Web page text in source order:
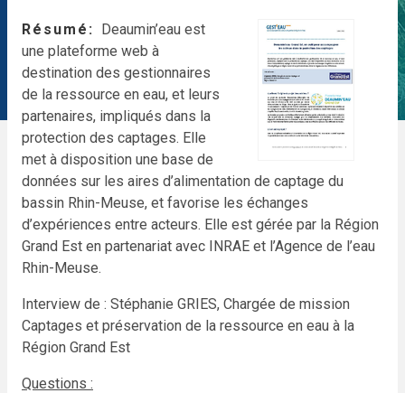
Résumé
Deaumin’eau est
une plateforme web à
destination des gestionnaires
de la ressource en eau, et leurs
partenaires, impliqués dans la
protection des captages. Elle
met à disposition une base de
données sur les aires d’alimentation de captage du
bassin Rhin-Meuse, et favorise les échanges
d’expériences entre acteurs. Elle est gérée par la Région
Grand Est en partenariat avec INRAE et l’Agence de l’eau
Rhin-Meuse.
Interview de : Stéphanie GRIES, Chargée de mission
Captages et préservation de la ressource en eau à la
Région Grand Est
Questions :